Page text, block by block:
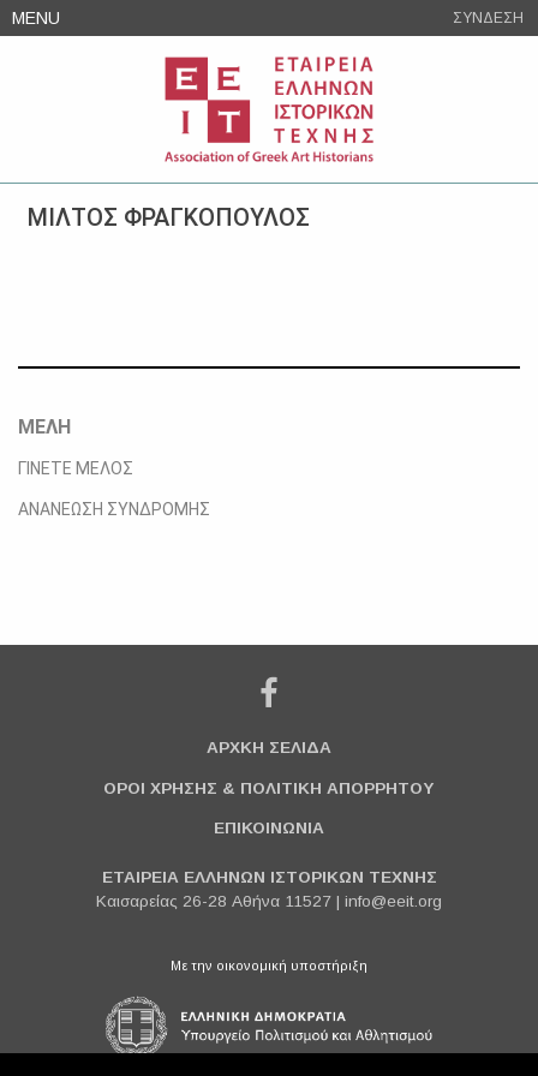
Skip
to
MENU ΣΥΝΔΕΣΗ
ΜΙΛΤΟΣ ΦΡΑΓΚΟΠΟΥΛΟΣ
ΜΕΛΗ
ΓΙΝΕΤΕ ΜΕΛΟΣ
ΑΝΑΝΕΩΣΗ ΣΥΝΔΡΟΜΗΣ
ΑΡΧΚΗ ΣΕΛΙΔΑ
ΟΡΟΙ ΧΡΗΣΗΣ & ΠΟΛΙΤΙΚΗ ΑΠΟΡΡΗΤΟΥ
ΕΠΙΚΟΙΝΩΝΙΑ
ΕΤΑΙΡΕΙΑ ΕΛΛΗΝΩΝ ΙΣΤΟΡΙΚΩΝ ΤΕΧΝΗΣ
Καισαρείας 26-28 Αθήνα 11527 | info@eeit.org
Με την οικονομική υποστήριξη